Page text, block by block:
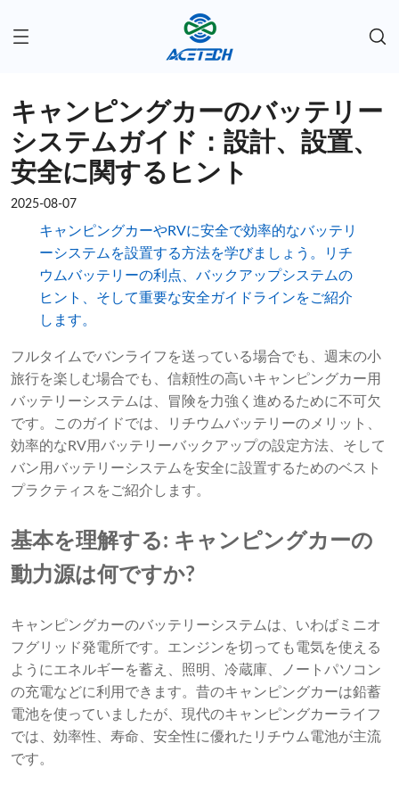
キャンピングカーのバッテリー
システムガイド：設計、設置、
安全に関するヒント
2025-08-07
キャンピングカーやRVに安全で効率的なバッテリ
ーシステムを設置する方法を学びましょう。リチ
ウムバッテリーの利点、バックアップシステムの
ヒント、そして重要な安全ガイドラインをご紹介
します。
フルタイムでバンライフを送っている場合でも、週末の小
旅行を楽しむ場合でも、信頼性の高いキャンピングカー用
バッテリーシステムは、冒険を力強く進めるために不可欠
です。このガイドでは、リチウムバッテリーのメリット、
効率的なRV用バッテリーバックアップの設定方法、そして
バン用バッテリーシステムを安全に設置するためのベスト
プラクティスをご紹介します。
基本を理解する: キャンピングカーの
動力源は何ですか?
キャンピングカーのバッテリーシステムは、いわばミニオ
フグリッド発電所です。エンジンを切っても電気を使える
ようにエネルギーを蓄え、照明、冷蔵庫、ノートパソコン
の充電などに利用できます。昔のキャンピングカーは鉛蓄
電池を使っていましたが、現代のキャンピングカーライフ
では、効率性、寿命、安全性に優れたリチウム電池が主流
です。